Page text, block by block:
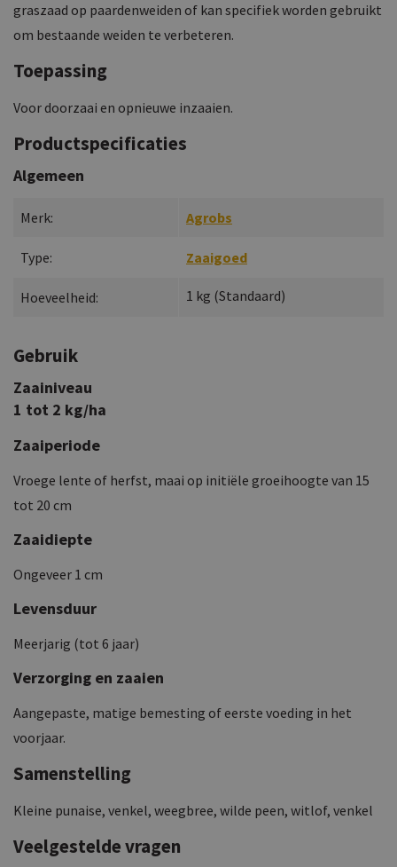
graszaad op paardenweiden of kan specifiek worden gebruikt
om bestaande weiden te verbeteren.
Toepassing
Voor doorzaai en opnieuwe inzaaien.
Productspecificaties
Algemeen
Merk: Agrobs
Type: Zaaigoed
Hoeveelheid: 1 kg (Standaard)
Gebruik
Zaainiveau
1 tot 2 kg/ha
Zaaiperiode
Vroege lente of herfst, maai op initiële groeihoogte van 15
tot 20 cm
Zaaidiepte
Ongeveer 1 cm
Levensduur
Meerjarig (tot 6 jaar)
Verzorging en zaaien
Aangepaste, matige bemesting of eerste voeding in het
voorjaar.
Samenstelling
Kleine punaise, venkel, weegbree, wilde peen, witlof, venkel
Veelgestelde vragen